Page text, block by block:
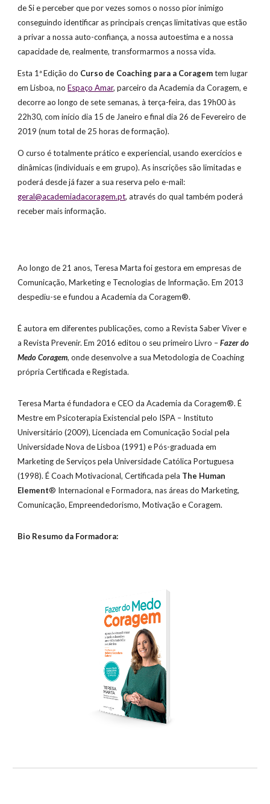
de Si e perceber que por vezes somos o nosso pior inimigo
conseguindo identificar as principais crenças limitativas que estão
a privar a nossa auto-confiança, a nossa autoestima e a nossa
capacidade de, realmente, transformarmos a nossa vida.
Esta 1ª Edição do Curso de Coaching para a Coragem tem lugar
em Lisboa, no Espaço Amar, parceiro da Academia da Coragem, e
decorre ao longo de sete semanas, à terça-feira, das 19h00 às
22h30, com início dia 15 de Janeiro e final dia 26 de Fevereiro de
2019 (num total de 25 horas de formação).
O curso é totalmente prático e experiencial, usando exercícios e
dinâmicas (individuais e em grupo). As inscrições são limitadas e
poderá desde já fazer a sua reserva pelo e-mail:
geral@academiadacoragem.pt, através do qual também poderá
receber mais informação.
Ao longo de 21 anos, Teresa Marta foi gestora em empresas de
Comunicação, Marketing e Tecnologias de Informação. Em 2013
despediu-se e fundou a Academia da Coragem®.
É autora em diferentes publicações, como a Revista Saber Viver e
a Revista Prevenir. Em 2016 editou o seu primeiro Livro – Fazer do
Medo Coragem, onde desenvolve a sua Metodologia de Coaching
própria Certificada e Registada.
Teresa Marta é fundadora e CEO da Academia da Coragem®. É
Mestre em Psicoterapia Existencial pelo ISPA – Instituto
Universitário (2009), Licenciada em Comunicação Social pela
Universidade Nova de Lisboa (1991) e Pós-graduada em
Marketing de Serviços pela Universidade Católica Portuguesa
(1998). É Coach Motivacional, Certificada pela The Human
Element® Internacional e Formadora, nas áreas do Marketing,
Comunicação, Empreendedorismo, Motivação e Coragem.
Bio Resumo da Formadora: